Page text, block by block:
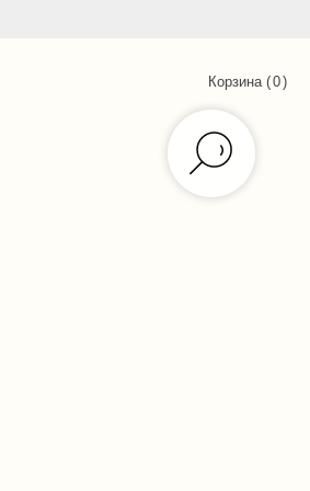
Корзина (0)